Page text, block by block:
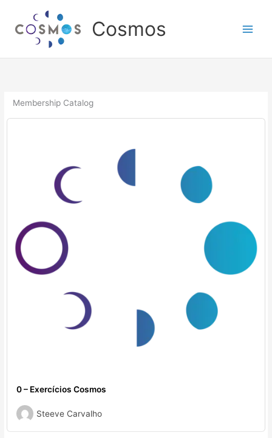
content
Cosmos
Membership Catalog
0 – Exercícios Cosmos
Steeve Carvalho